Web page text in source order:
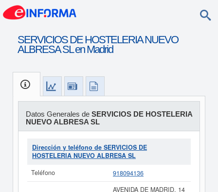
SERVICIOS DE HOSTELERIA NUEVO
ALBRESA SL en Madrid
Datos Generales de SERVICIOS DE HOSTELERIA
NUEVO ALBRESA SL
Dirección y teléfono de SERVICIOS DE
HOSTELERIA NUEVO ALBRESA SL
Teléfono
918094136
AVENIDA DE MADRID, 14